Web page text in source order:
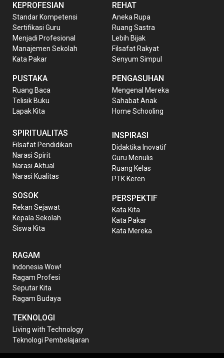
KEPROFESIAN
Standar Kompetensi
Sertifikasi Guru
Menjadi Profesional
Manajemen Sekolah
Kata Pakar
PUSTAKA
Ruang Baca
Telisik Buku
Lapak Kita
REHAT
Aneka Rupa
Ruang Sastra
Lebih Bijak
Filsafat Rakyat
Senyum Simpul
PENGASUHAN
Mengenal Mereka
Sahabat Anak
Home Schooling
SPIRITUALITAS
Filsafat Pendidikan
Narasi Spirit
Narasi Aktual
Narasi Kualitas
SOSOK
Rekan Sejawat
Kepala Sekolah
Siswa Kita
INSPIRASI
Didaktika Inovatif
Guru Menulis
Ruang Kelas
PTK Keren
PERSPEKTIF
Kata Kita
Kata Pakar
Kata Mereka
RAGAM
Indonesia Wow!
Ragam Profesi
Seputar Kita
Ragam Budaya
TEKNOLOGI
Living with Technology
Teknologi Pembelajaran